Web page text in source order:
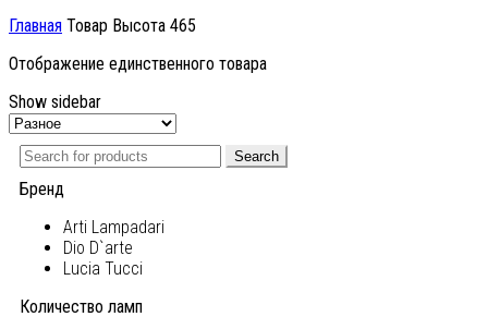
Главная Товар Высота 465
Отображение единственного товара
Show sidebar
Search
Бренд
Arti Lampadari
Dio D`arte
Lucia Tucci
Количество ламп